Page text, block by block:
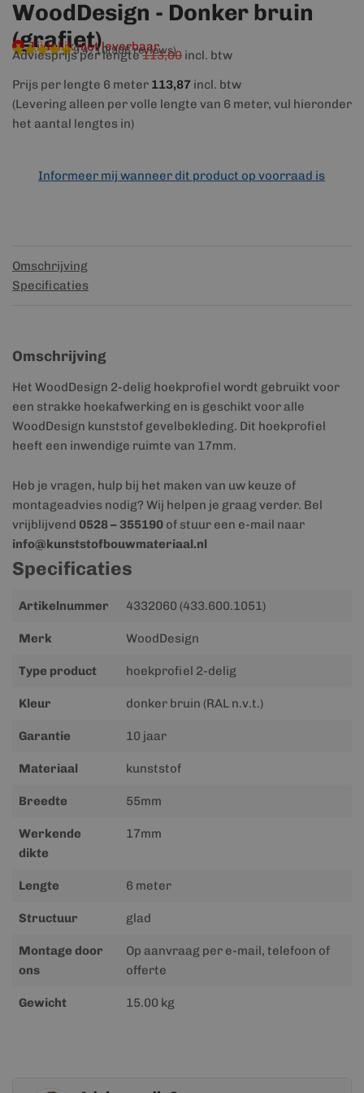
WoodDesign - Donker bruin
(grafiet)
Tijdelijk niet leverbaar
9,4/10(906 reviews)
Adviesprijs per lengte113,00 incl. btw
Prijs per lengte 6 meter 113,87 incl. btw
(Levering alleen per volle lengte van 6 meter, vul hieronder
het aantal lengtes in)
Informeer mij wanneer dit product op voorraad is
Omschrijving
Specificaties
Omschrijving
Het WoodDesign 2-delig hoekprofiel wordt gebruikt voor
een strakke hoekafwerking en is geschikt voor alle
WoodDesign kunststof gevelbekleding. Dit hoekprofiel
heeft een inwendige ruimte van 17mm.
Heb je vragen, hulp bij het maken van uw keuze of
montageadvies nodig? Wij helpen je graag verder. Bel
vrijblijvend 0528 – 355190 of stuur een e-mail naar
info@kunststofbouwmateriaal.nl
Specificaties
Meer
Artikelnummer 4332060 (433.600.1051)
Merk WoodDesign
Type product hoekprofiel 2-delig
Kleur donker bruin (RAL n.v.t.)
Garantie 10 jaar
Materiaal kunststof
Breedte 55mm
Werkende
dikte
17mm
Lengte 6 meter
Structuur glad
Montage door
ons
Op aanvraag per e-mail, telefoon of
offerte
Gewicht 15.00 kg